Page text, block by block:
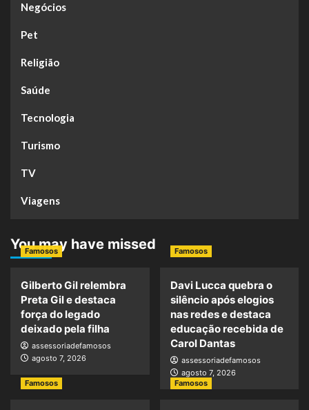
Negócios
Pet
Religião
Saúde
Tecnologia
Turismo
TV
Viagens
You may have missed
Famosos
Gilberto Gil relembra
Preta Gil e destaca
força do legado
deixado pela filha
assessoriadefamosos
agosto 7, 2026
Famosos
Davi Lucca quebra o
silêncio após elogios
nas redes e destaca
educação recebida de
Carol Dantas
assessoriadefamosos
agosto 7, 2026
Famosos
Famosos